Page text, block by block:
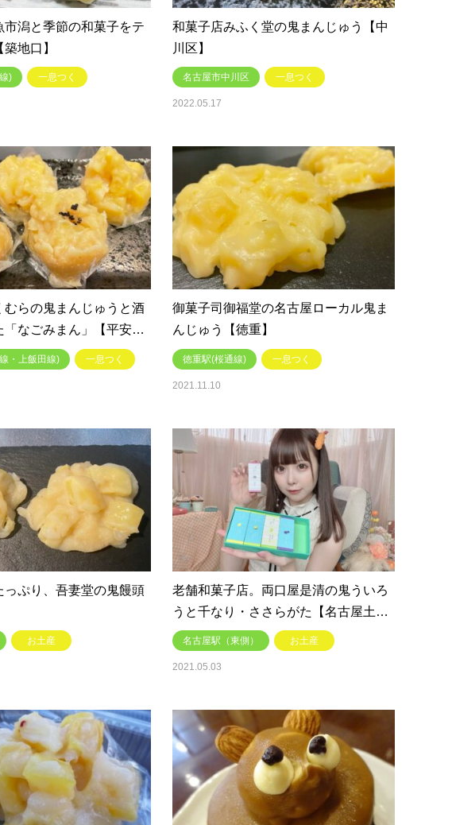
市潟と季節の和菓子をテ
地口】
) 一息つく
和菓子店みふく堂の鬼まんじゅう【中
川区】
名古屋市中川区 一息つく
2022.05.17
むらの鬼まんじゅうと酒
「なごみまん」【平安…
・上飯田線) 一息つく
御菓子司御福堂の名古屋ローカル鬼ま
んじゅう【徳重】
徳重駅(桜通線) 一息つく
2021.11.10
っぷり、吾妻堂の鬼饅頭
お土産
老舗和菓子店。両口屋是清の鬼ういろ
うと千なり・ささらがた【名古屋土…
名古屋駅（東側） お土産
2021.05.03